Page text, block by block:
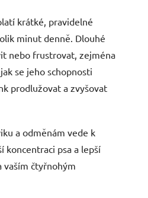
krátké, pravidelné
minut denně. Dlouhé
nebo frustrovat, zejména
se jeho schopnosti
prodlužovat a zvyšovat
a odměnám vede k
koncentraci psa a lepší
vaším čtyřnohým